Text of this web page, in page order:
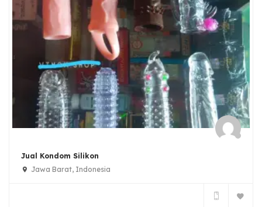
Jual Kondom Silikon
Jawa Barat, Indonesia